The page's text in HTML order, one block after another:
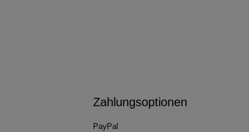
Zahlungsoptionen
PayPal